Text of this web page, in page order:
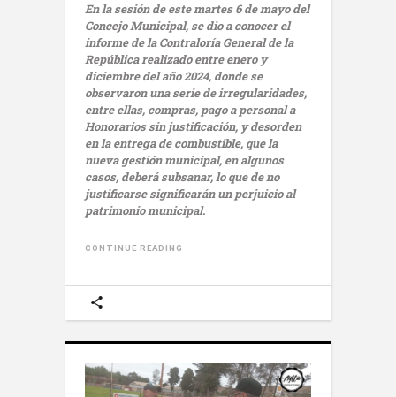
En la sesión de este martes 6 de mayo del
Concejo Municipal, se dio a conocer el
informe de la Contraloría General de la
República realizado entre enero y
diciembre del año 2024, donde se
observaron una serie de irregularidades,
entre ellas, compras, pago a personal a
Honorarios sin justificación, y desorden
en la entrega de combustible, que la
nueva gestión municipal, en algunos
casos, deberá subsanar, lo que de no
justificarse significarán un perjuicio al
patrimonio municipal.
CONTINUE READING